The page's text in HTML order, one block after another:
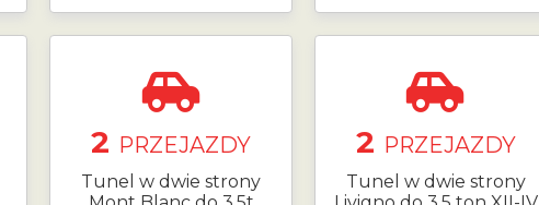
2 PRZEJAZDY
Tunel w dwie strony
2 PRZEJAZDY
Tunel w dwie strony